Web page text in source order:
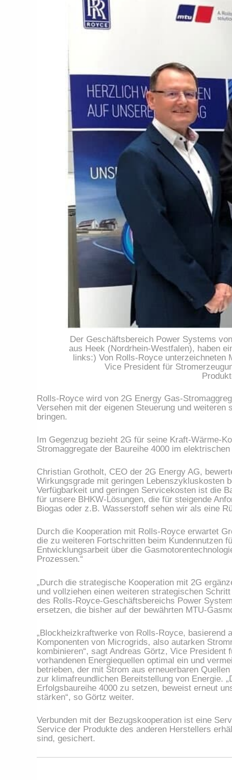
Der Geschäftsbereich Power Systems
aus Heek (Nordrhein-Westfalen), haben
links:) Von Rolls-Royce
Vice President für
Rolls-Royce wird von 2G Energy Gas-
Versehen mit der eigenen Steuerung und
bringen.
Im Gegenzug bezieht 2G für seine Kraft-Wärme-
Stromaggregate der Baureihe 4000 im
Christian Grotholt, CEO der 2G Energy AG,
Wirkungsgrade mit geringen Lebenszykluskosten
Verfügbarkeit und geringen Servicekosten ist die
für unsere BHKW-Lösungen, die für steigende
Biogas oder z.B. Wasserstoff sehen wir als eine
Durch die Kooperation mit Rolls-Royce erwartet
die zu weiteren Fortschritten beim Kundennutzen
Entwicklungsarbeit über die
Prozessen.“
„Durch die strategische Kooperation mit 2G
und vollziehen einen weiteren strategischen
des Rolls-Royce-Geschäftsbereichs Power
ersetzen, die bisher auf der bewährten MTU-
„Blockheizkraftwerke von Rolls-Royce, basierend
Komponenten von Microgrids, also autarken
kombinieren“, sagt Andreas Görtz, Vice
vorhandenen Energiequellen optimal ein und
betrieben, der mit Strom aus erneuerbaren
zur klimafreundlichen Bereitstellung von Energie.
Erfolgsbaureihe 4000 zu setzen, beweist erneut
stärken“, so Görtz weiter.
Verbunden mit der Bezugskooperation ist eine
Service der Produkte des anderen Herstellers
sind, gesichert.